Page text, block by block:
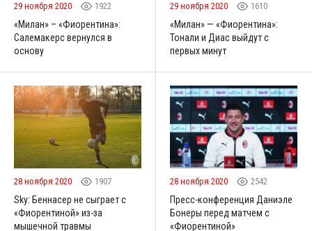
29 ноября 2020 1922
«Милан» – «Фиорентина»:
Салемакерс вернулся в
основу
29 ноября 2020 1610
«Милан» — «Фиорентина»:
Тонали и Диас выйдут с
первых минут
28 ноября 2020 1907
Sky: Беннасер не сыграет с
«Фиорентиной» из-за
мышечной травмы
28 ноября 2020 2542
Пресс-конференция Даниэле
Бонеры перед матчем с
«Фиорентиной»